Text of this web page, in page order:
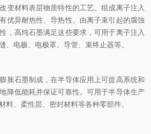
变材料表层物质特性的工艺。组成离子注入
优异耐热性、导热性、由离子束引起的腐蚀
，高纯石墨满足这些要求，可用于离子注入
、电极、电极罩、导管、束终止器等。
石墨制成，在半导体应用上可提高系统和
降低能耗并保证可靠性。可用于半导体生产
料、柔性层、密封材料等各种零部件。